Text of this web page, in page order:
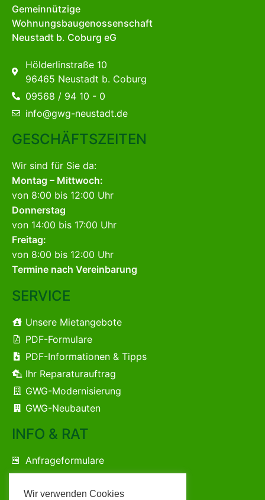
Gemeinnützige
Wohnungsbaugenossenschaft
Neustadt b. Coburg eG
Hölderlinstraße 10
96465 Neustadt b. Coburg
09568 / 94 10 - 0
info@gwg-neustadt.de
GESCHÄFTSZEITEN
Wir sind für Sie da:
Montag – Mittwoch:
von 8:00 bis 12:00 Uhr
Donnerstag
von 14:00 bis 17:00 Uhr
Freitag:
von 8:00 bis 12:00 Uhr
Termine nach Vereinbarung
SERVICE
Unsere Mietangebote
PDF-Formulare
PDF-Informationen & Tipps
Ihr Reparaturauftrag
GWG-Modernisierung
GWG-Neubauten
INFO & RAT
Anfrageformulare
Ihre Ansprechpartner
Wir verwenden Cookies